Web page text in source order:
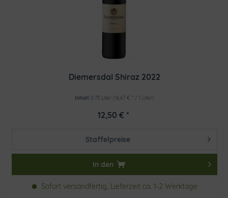
Diemersdal Shiraz 2022
Inhalt 0.75 Liter (16,67 € * / 1 Liter)
12,50 € *
Staffelpreise
In den
Sofort versandfertig, Lieferzeit ca. 1-2 Werktage